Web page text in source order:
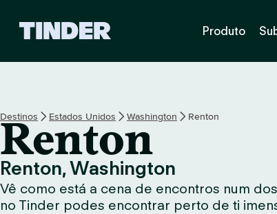
i
n
i
c
a
l
Produto
Destinos Estados Unidos Washington Renton
Renton
Renton, Washington
Vê como está a cena de encontros num
no Tinder podes encontrar perto de ti